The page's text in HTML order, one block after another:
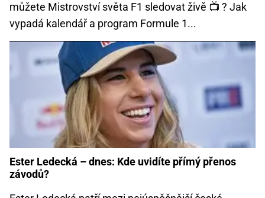
můžete Mistrovství světa F1 sledovat živě 📺 ? Jak
vypadá kalendář a program Formule 1...
Ester Ledecká – dnes: Kde uvidíte přímý přenos
závodů?